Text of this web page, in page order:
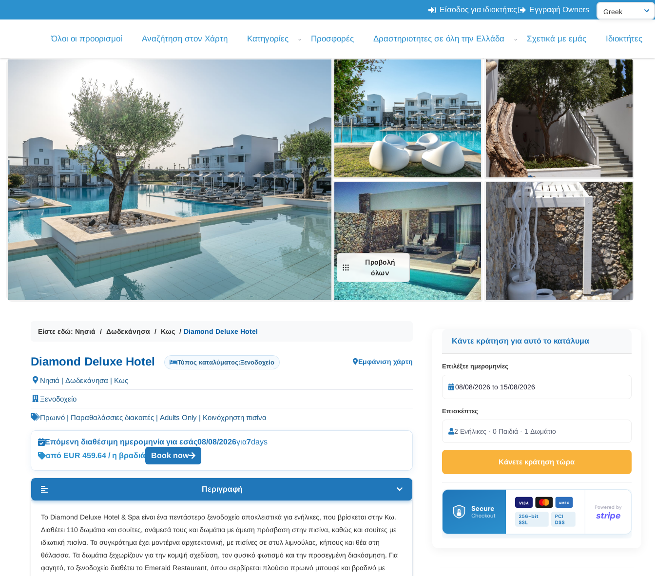
Είσοδος για ιδιοκτήτες Εγγραφή Owners
Όλοι οι προορισμοί Αναζήτηση στον Χάρτη Κατηγορίες Προσφορές Δραστηριοτητες σε όλη την Ελλάδα Σχετικά με εμάς Ιδιοκτήτες
Προβολή
όλων
Είστε εδώ: Νησιά Δωδεκάνησα Κως Diamond Deluxe Hotel
Diamond Deluxe Hotel Τύπος καταλύματος:Ξενοδοχείο Εμφάνιση χάρτη
Νησιά | Δωδεκάνησα | Κως
Ξενοδοχείο
Πρωινό | Παραθαλάσσιες διακοπές | Adults Only | Κοινόχρηστη πισίνα
Επόμενη διαθέσιμη ημερομηνία για εσάς08/08/2026για7days
από EUR 459.64 / η βραδιά
Book now
Περιγραφή
Το Diamond Deluxe Hotel & Spa είναι ένα πεντάστερο ξενοδοχείο αποκλειστικά για ενήλικες, που βρίσκεται στην Κω.
Διαθέτει 110 δωμάτια και σουίτες, ανάμεσά τους και δωμάτια με άμεση πρόσβαση στην πισίνα, καθώς και σουίτες με
ιδιωτική πισίνα. Το συγκρότημα έχει μοντέρνα αρχιτεκτονική, με πισίνες σε στυλ λιμνούλας, κήπους και θέα στη
θάλασσα. Τα δωμάτια ξεχωρίζουν για την κομψή σχεδίαση, τον φυσικό φωτισμό και την προσεγμένη διακόσμηση. Για
φαγητό, το ξενοδοχείο διαθέτει το Emerald Restaurant, όπου σερβίρεται πλούσιο πρωινό μπουφέ και βραδινό με
Κάντε κράτηση για αυτό το κατάλυμα
Επιλέξτε ημερομηνίες
Επισκέπτες
2 Ενήλικες · 0 Παιδιά · 1 Δωμάτιο
Κάνετε κράτηση τώρα